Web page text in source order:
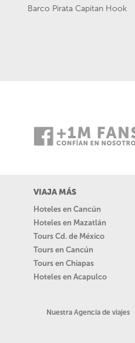
Barco Pirata Capitan Hook
VIAJA MÁS
Hoteles en Cancún
Hoteles en Mazatlán
Tours Cd. de México
Tours en Cancún
Tours en Chiapas
Hoteles en Acapulco
Nuestra Agencia de viajes